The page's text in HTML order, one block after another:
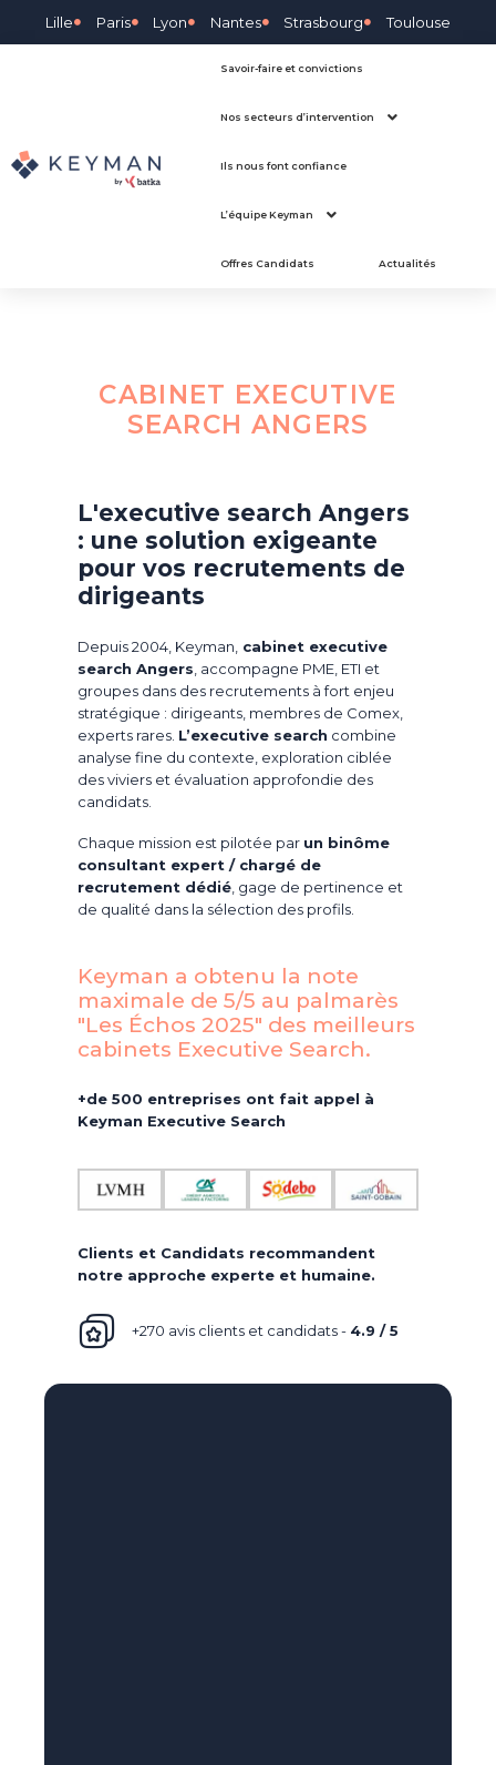
Lille Paris Lyon Nantes Strasbourg Toulouse
Savoir-faire et convictions
Nos secteurs d’intervention
Ils nous font confiance
L’équipe Keyman
Offres Candidats Actualités
CABINET EXECUTIVE
SEARCH ANGERS
L'executive search Angers
: une solution exigeante
pour vos recrutements de
dirigeants
Depuis 2004, Keyman, cabinet executive
search Angers , accompagne PME, ETI et
groupes dans des recrutements à fort enjeu
stratégique : dirigeants, membres de Comex,
experts rares. L’executive search combine
analyse fine du contexte, exploration ciblée
des viviers et évaluation approfondie des
candidats.
Chaque mission est pilotée par un binôme
consultant expert / chargé de
recrutement dédié , gage de pertinence et
de qualité dans la sélection des profils.
Keyman a obtenu la note
maximale de 5/5 au palmarès
"Les Échos 2025" des meilleurs
cabinets Executive Search.​
+de 500 entreprises ont fait appel à
Keyman Executive Search
Clients et Candidats recommandent
notre approche experte et humaine.
+270 avis clients et candidats - 4.9 / 5